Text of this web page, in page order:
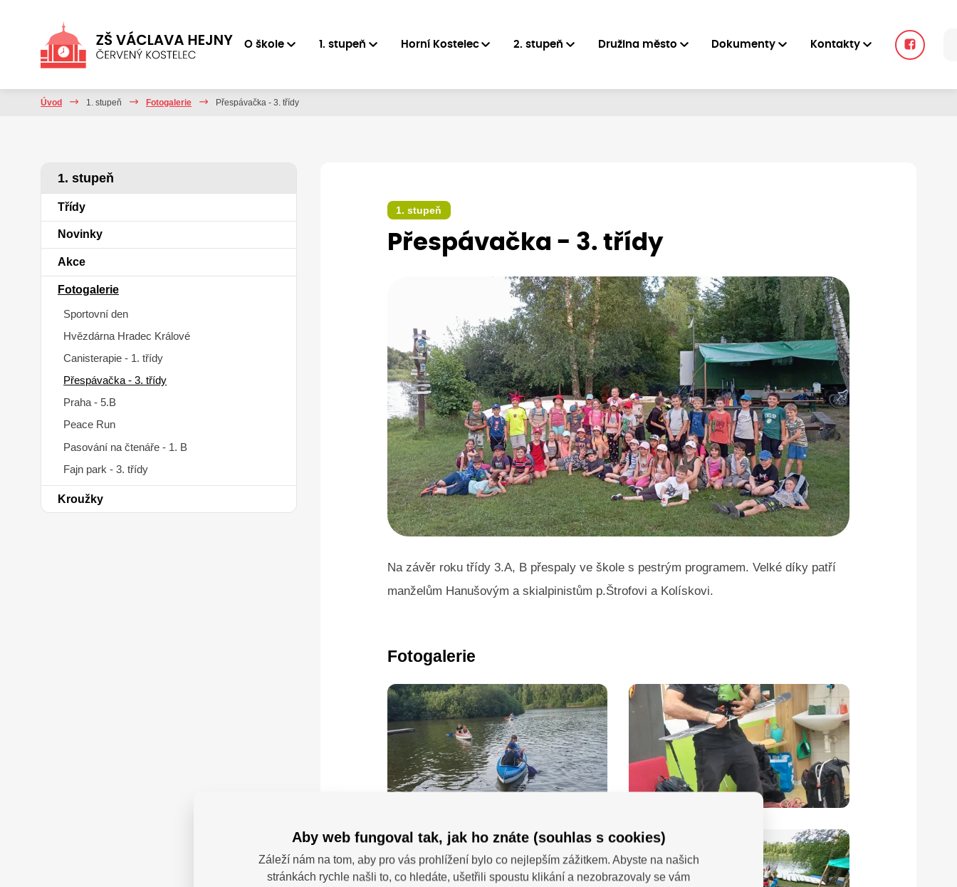
O škole 1. stupeň Horní Kostelec 2. stupeň Družina město Dokumenty Kontakty
Úvod 1. stupeň Fotogalerie Přespávačka - 3. třídy
1. stupeň
Třídy
Novinky
Akce
Fotogalerie
Sportovní den
Hvězdárna Hradec Králové
Canisterapie - 1. třídy
Přespávačka - 3. třídy
Praha - 5.B
Peace Run
Pasování na čtenáře - 1. B
Fajn park - 3. třídy
Kroužky
1. stupeň
Přespávačka - 3. třídy
Na závěr roku třídy 3.A, B přespaly ve škole s pestrým programem. Velké díky patří
manželům Hanušovým a skialpinistům p.Štrofovi a Kolískovi.
Fotogalerie
Aby web fungoval tak, jak ho znáte (souhlas s cookies)
Záleží nám na tom, aby pro vás prohlížení bylo co nejlepším zážitkem. Abyste na našich
stránkách rychle našli to, co hledáte, ušetřili spoustu klikání a nezobrazovaly se vám